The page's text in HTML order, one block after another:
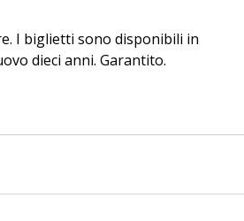
I biglietti sono disponibili in
dieci anni. Garantito.